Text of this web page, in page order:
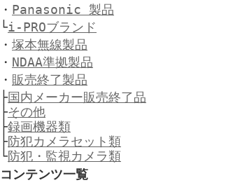
・ Panasonic 製品
└i-PROブランド
・ 塚本無線製品
・ NDAA準拠製品
・ 販売終了製品
├国内メーカー販売終了品
├その他
├録画機器類
├防犯カメラセット類
└防犯・監視カメラ類
コンテンツ一覧